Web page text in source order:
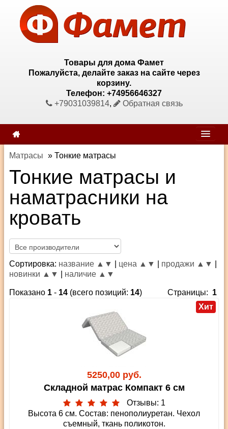
Товары для дома Фамет
Пожалуйста, делайте заказ на сайте через
корзину.
Телефон: +74956646327
+79031039814, Обратная связь
Матрасы » Тонкие матрасы
Тонкие матрасы и
наматрасники на
кровать
Сортировка: название ▲ ▼ цена ▲ ▼ продажи ▲ ▼
новинки ▲ ▼ наличие ▲ ▼
Страницы: 1
Показано 1 - 14 (всего позиций: 14)
5250,00 руб.
Хит
Складной матрас Компакт 6 см
Отзывы: 1
Высота 6 см. Состав: пенополиуретан. Чехол
съемный, ткань поликотон.